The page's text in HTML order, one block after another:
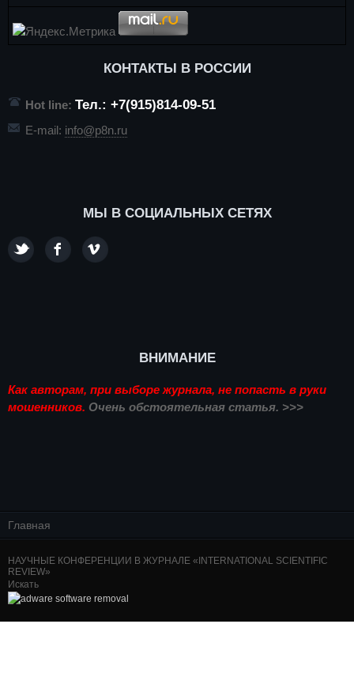
КОНТАКТЫ В РОССИИ
Hot line: Тел.: +7(915)814-09-51
E-mail: info@p8n.ru
МЫ В СОЦИАЛЬНЫХ СЕТЯХ
ВНИМАНИЕ
Как авторам, при выборе журнала, не попасть в руки
мошенников. Очень обстоятельная статья. >>>
Главная
НАУЧНЫЕ КОНФЕРЕНЦИИ В ЖУРНАЛЕ «INTERNATIONAL SCIENTIFIC
REVIEW»
Искать